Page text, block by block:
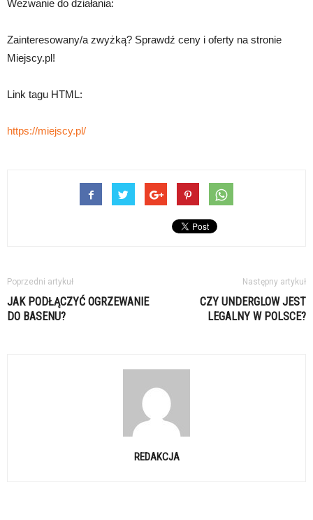
Wezwanie do działania:
Zainteresowany/a zwyżką? Sprawdź ceny i oferty na stronie
Miejscy.pl!
Link tagu HTML:
https://miejscy.pl/
Poprzedni artykuł
JAK PODŁĄCZYĆ OGRZEWANIE
DO BASENU?
Następny artykuł
CZY UNDERGLOW JEST
LEGALNY W POLSCE?
REDAKCJA